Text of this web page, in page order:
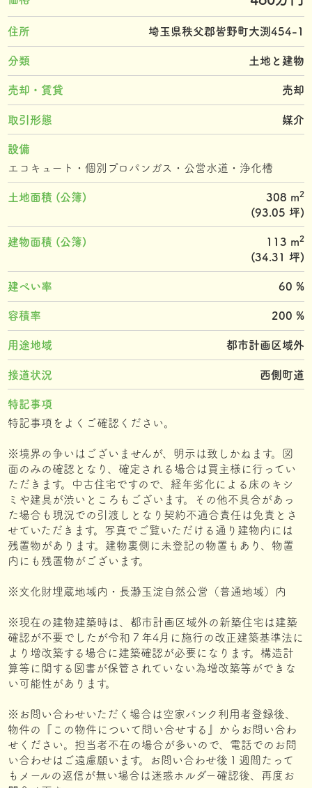
住所 埼玉県秩父郡皆野町大渕454-1
分類 土地と建物
売却・賃貸 売却
取引形態 媒介
設備
エコキュート・個別プロパンガス・公営水道・浄化槽
土地面積 (公簿) 308 m2
(93.05 坪)
建物面積 (公簿) 113 m2
(34.31 坪)
建ぺい率 60 %
容積率 200 %
用途地域 都市計画区域外
接道状況 西側町道
特記事項
特記事項をよくご確認ください。
※境界の争いはございませんが、明示は致しかねます。図
面のみの確認となり、確定される場合は買主様に行ってい
ただきます。中古住宅ですので、経年劣化による床のキシ
ミや建具が渋いところもございます。その他不具合があっ
た場合も現況での引渡しとなり契約不適合責任は免責とさ
せていただきます。写真でご覧いただける通り建物内には
残置物があります。建物裏側に未登記の物置もあり、物置
内にも残置物がございます。
※文化財埋蔵地域内・長瀞玉淀自然公営（普通地域）内
※現在の建物建築時は、都市計画区域外の新築住宅は建築
確認が不要でしたが令和７年4月に施行の改正建築基準法に
より増改築する場合に建築確認が必要になります。構造計
算等に関する図書が保管されていない為増改築等ができな
い可能性があります。
※お問い合わせいただく場合は空家バンク利用者登録後、
物件の『この物件について問い合せする』からお問い合わ
せください。担当者不在の場合が多いので、電話でのお問
い合わせはご遠慮願います。お問い合わせ後１週間たって
もメールの返信が無い場合は迷惑ホルダー確認後、再度お